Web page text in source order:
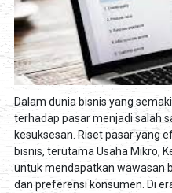
Dalam dunia bisnis yang
terhadap pasar menjadi salah
kesuksesan. Riset pasar yang
bisnis, terutama Usaha Mikro,
untuk mendapatkan wawasan
dan preferensi konsumen. Di